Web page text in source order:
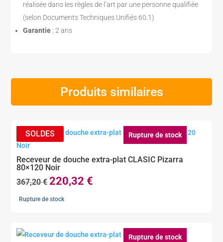
réalisée dans les règles de l’art par une personne qualifiée
(selon Documents Techniques Unifiés 60.1)
Garantie : 2 ans
Produits similaires
Rupture de stock
Receveur de douche extra-plat CLASIC Pizarra
80×120 Noir
367,20€Le
prix
367,20 €.
220,32 €
220,32 €.
Rupture de stock
Rupture de stock